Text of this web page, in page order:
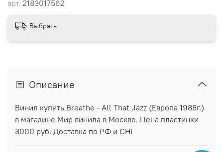
арт. 2183017562
Выбрать
Описание
Винил купить Breathe - All That Jazz (Европа 1988г.)
в магазине Мир винила в Москве. Цена пластинки
3000 руб. Доставка по РФ и СНГ